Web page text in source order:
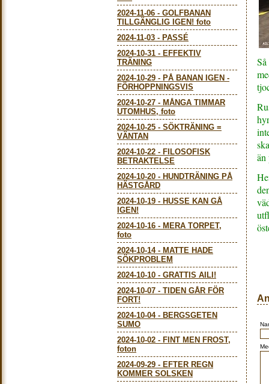
2024-11-06 - GOLFBANAN
TILLGÄNGLIG IGEN! foto
2024-11-03 - PASSÉ
2024-10-31 - EFFEKTIV
TRÄNING
2024-10-29 - PÅ BANAN IGEN -
FÖRHOPPNINGSVIS
2024-10-27 - MÅNGA TIMMAR
UTOMHUS, foto
2024-10-25 - SÖKTRÄNING =
VÄNTAN
2024-10-22 - FILOSOFISK
BETRAKTELSE
2024-10-20 - HUNDTRÄNING PÅ
HÄSTGÅRD
2024-10-19 - HUSSE KAN GÅ
IGEN!
2024-10-16 - MERA TORPET,
foto
2024-10-14- MATTE HADE
SÖKPROBLEM
2024-10-10 - GRATTIS AILI!
2024-10-07 - TIDEN GÅR FÖR
FORT!
2024-10-04- BERGSGETEN
SUMO
2024-10-02 - FINT MEN FROST,
foton
2024-09-29 - EFTER REGN
KOMMER SOLSKEN
än